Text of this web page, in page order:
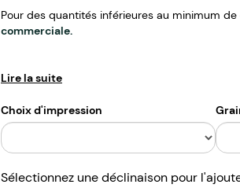
Pour des quantités inférieures au minimum
commerciale.
Lire la suite
Choix d'impression
Sélectionnez une déclinaison pour